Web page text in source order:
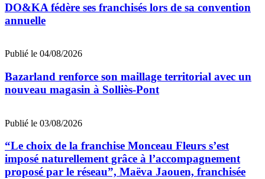
DO&KA fédère ses franchisés lors de sa convention
annuelle
Publié le 04/08/2026
Bazarland renforce son maillage territorial avec un
nouveau magasin à Solliès-Pont
Publié le 03/08/2026
“Le choix de la franchise Monceau Fleurs s’est
imposé naturellement grâce à l’accompagnement
proposé par le réseau”, Maëva Jaouen, franchisée